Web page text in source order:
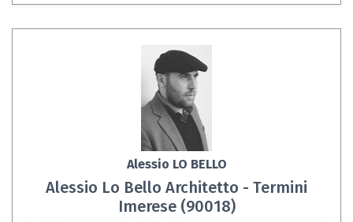
Alessio LO BELLO
Alessio Lo Bello Architetto - Termini
Imerese (90018)